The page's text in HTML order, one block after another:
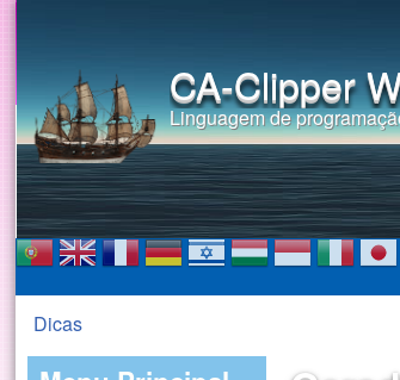
CA-Clipper
Linguagem de
Você está aqui
Dicas